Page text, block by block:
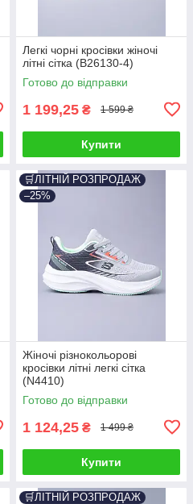
Легкі чорні кросівки жіночі
літні сітка (B26130-4)
Готово до відправки
1 199,25 ₴ 1 599 ₴
Купити
🛒ЛІТНІЙ РОЗПРОДАЖ
–25%
Жіночі різнокольорові
кросівки літні легкі сітка
(N4410)
Готово до відправки
1 124,25 ₴ 1 499 ₴
Купити
🛒ЛІТНІЙ РОЗПРОДАЖ